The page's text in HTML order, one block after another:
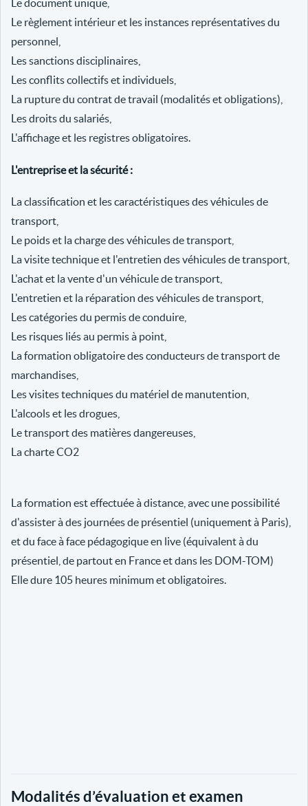
Le document unique,
Le règlement intérieur et les instances représentatives du
personnel,
Les sanctions disciplinaires,
Les conflits collectifs et individuels,
La rupture du contrat de travail (modalités et obligations),
Les droits du salariés,
L'affichage et les registres obligatoires.
L'entreprise et la sécurité :
La classification et les caractéristiques des véhicules de
transport,
Le poids et la charge des véhicules de transport,
La visite technique et l'entretien des véhicules de transport,
L'achat et la vente d'un véhicule de transport,
L'entretien et la réparation des véhicules de transport,
Les catégories du permis de conduire,
Les risques liés au permis à point,
La formation obligatoire des conducteurs de transport de
marchandises,
Les visites techniques du matériel de manutention,
L'alcools et les drogues,
Le transport des matières dangereuses,
La charte CO2
La formation est effectuée à distance, avec une possibilité
d'assister à des journées de présentiel (uniquement à Paris),
et du face à face pédagogique en live (équivalent à du
présentiel, de partout en France et dans les DOM-TOM)
Elle dure 105 heures minimum et obligatoires.
Modalités d’évaluation et examen